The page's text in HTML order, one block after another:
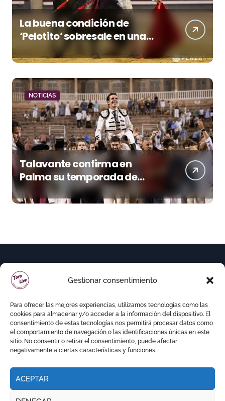
Gestionar consentimiento
Para ofrecer las mejores experiencias, utilizamos tecnologías como las
cookies para almacenar y/o acceder a la información del dispositivo. El
consentimiento de estas tecnologías nos permitirá procesar datos como
el comportamiento de navegación o las identificaciones únicas en este
sitio. No consentir o retirar el consentimiento, puede afectar
negativamente a ciertas características y funciones.
ACEPTAR
La buena condición de
‘Pelotito’ sobresale en una
noche gris en Las Ventas
NOTICIAS
Talavante confirma en
Palma su temporada de
figura y el palco niega el
premio a Roca Rey
Copyright © Todos los derechos reservados